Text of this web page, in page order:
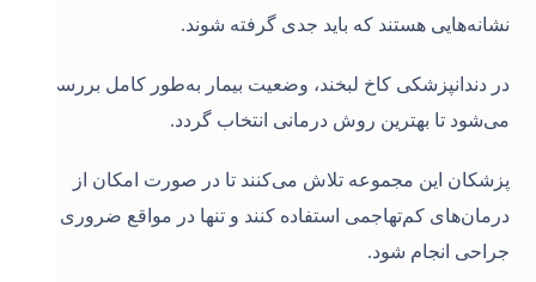
نشانه‌هایی هستند که باید جدی گرفته شوند.
در دندانپزشکی کاخ لبخند، وضعیت بیمار به‌طور کامل بررسی
می‌شود تا بهترین روش درمانی انتخاب گردد.
پزشکان این مجموعه تلاش می‌کنند تا در صورت امکان از
درمان‌های کم‌تهاجمی استفاده کنند و تنها در مواقع ضروری
جراحی انجام شود.